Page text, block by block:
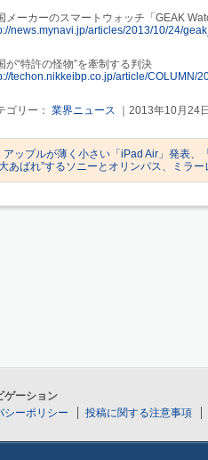
メーカーのスマートウォッチ「GEAK
news.mynavi.jp/articles/2013/10/24/
が“特許の怪物”を牽制する判決
techon.nikkeibp.co.jp/article/COLUMN/
ゴリー： 業界ニュース ｜2013年10月24日
アップルが薄く小さい「iPad Air」発表
あばれ”するソニーとオリンパス、ミラ
ゲーション
シーポリシー
投稿に関する注意事項